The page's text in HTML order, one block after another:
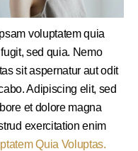
voluptatem quia
sed quia. Nemo
sit aspernatur aut odit
Adipiscing elit, sed
et dolore magna
exercitation enim
Quia Voluptas.